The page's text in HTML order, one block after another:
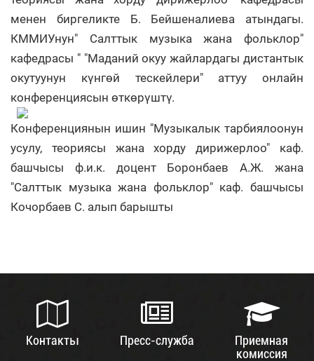
менен биргеликте Б. Бейшеналиева атындагы.
КММИУнун" Салттык музыка жана фольклор"
кафедрасы " "Маданий окуу жайлардагы дистантык
окутуунун күнгөй тескейлери" аттуу онлайн
конференциясын өткөрүштү.
Конференциянын ишин "Музыкалык тарбиялоонун
усулу, теориясы жана хорду дирижерлоо" каф.
башчысы ф.и.к. доцент Боронбаев А.Ж. жана
"Салттык музыка жана фольклор" каф. башчысы
Кочорбаев С. алып барышты
Контакты Пресс-служба
Приемная
комиссия